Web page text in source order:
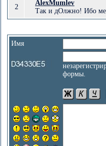
2
AlexMumlev
Так и дОлжно! Ибо
Имя
формы.